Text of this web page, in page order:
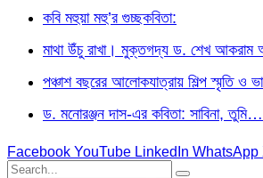
কবি মহুয়া মহু’র গুচ্ছকবিতা:
মাথা উঁচু রাখা। মুক্তগদ্য ড. শেখ আকরাম
পঞ্চাশ বছরের আলোকযাত্রায় শিল্প স্মৃতি ও
ড. মনোরঞ্জন দাস-এর কবিতা: সাবিনা, তুমি…
Facebook YouTube LinkedIn WhatsApp